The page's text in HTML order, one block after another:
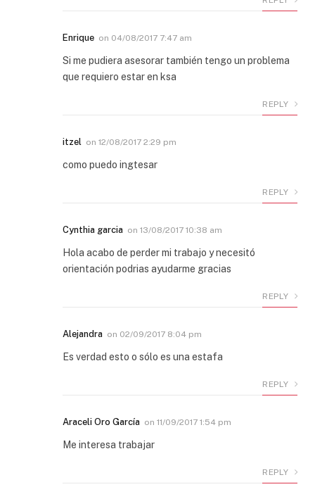
Enrique on 04/08/2017 7:47 am
Si me pudiera asesorar también tengo un problema
que requiero estar en ksa
REPLY
itzel on 12/08/2017 2:29 pm
como puedo ingtesar
REPLY
Cynthia garcia on 13/08/2017 10:38 am
Hola acabo de perder mi trabajo y necesitó
orientación podrias ayudarme gracias
REPLY
Alejandra on 02/09/2017 8:04 pm
Es verdad esto o sólo es una estafa
REPLY
Araceli Oro García on 11/09/2017 1:54 pm
Me interesa trabajar
REPLY